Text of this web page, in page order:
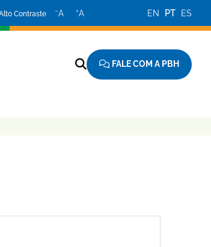
Contraste −A +A EN PT ES
FALE COM A PBH